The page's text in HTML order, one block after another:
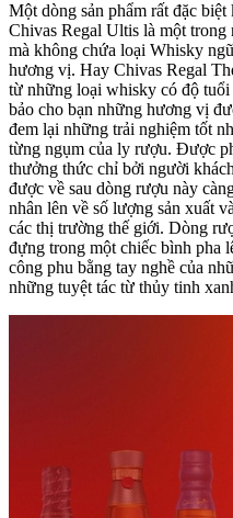
Một dòng sản phẩm rất đặc
Chivas Regal Ultis là một
mà không chứa loại Whisky
hương vị. Hay Chivas Regal
từ những loại whisky có độ
bảo cho bạn những hương vị
đem lại những trải nghiệm tốt
từng ngụm của ly rượu. Được
thưởng thức chỉ bởi người
được về sau dòng rượu này
nhân lên về số lượng sản xuất
các thị trường thế giới. Dòng
đựng trong một chiếc bình pha
công phu bằng tay nghề của
những tuyệt tác từ thủy tinh